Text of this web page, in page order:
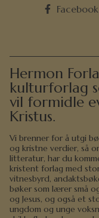
Facebook
Hermon
kulturforlag
vil formidle
Kristus.
Vi brenner for å utgi
og kristne verdier, så
litteratur, har du
kristent forlag med
vitnesbyrd,
bøker som lærer små
og Jesus, og også et
ungdom og unge